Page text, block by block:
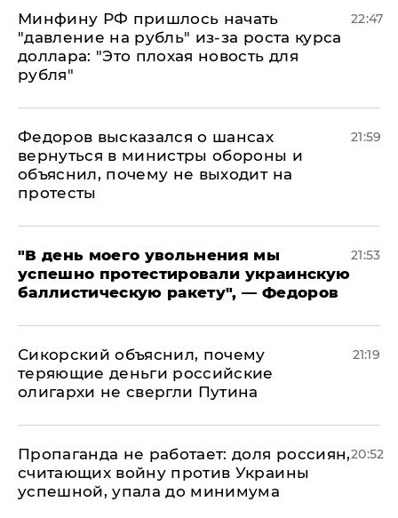
Минфину РФ пришлось начать
"давление на рубль" из-за роста курса
доллара: "Это плохая новость для
рубля"
22:47
Федоров высказался о шансах
вернуться в министры обороны и
объяснил, почему не выходит на
протесты
21:59
​"В день моего увольнения мы
успешно протестировали украинскую
баллистическую ракету", — Федоров
21:53
Сикорский объяснил, почему
теряющие деньги российские
олигархи не свергли Путина
21:19
​Пропаганда не работает: доля россиян,
считающих войну против Украины
успешной, упала до минимума
20:52